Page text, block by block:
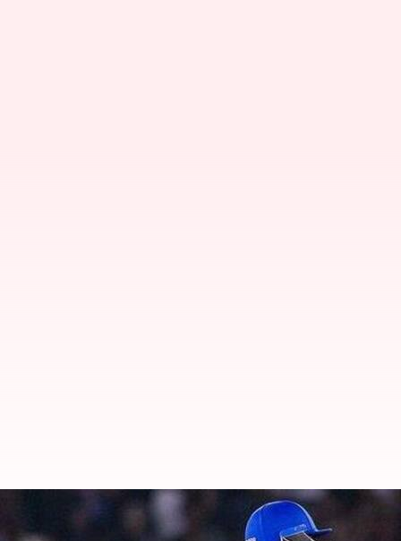
విజయంతో పైకొచ్చిన ముంబాయి..